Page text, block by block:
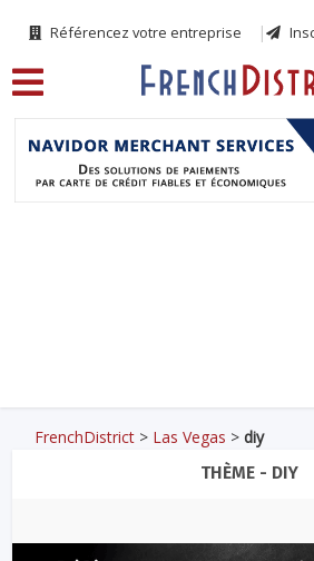
Référencez votre entreprise
FrenchDistrict > Las Vegas >diy
THÈME - DIY